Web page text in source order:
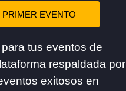
EVENTO
tus eventos de
respaldada por
exitosos en